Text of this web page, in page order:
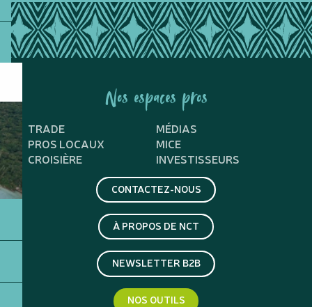
Lodge Terre de Soleil
Long Island Fishing
Lyvaï
Masa.co
Niaouli Lodge
Notou Transport & Découverte
Noumea Discovery
Noumea Resort & Spa
Nouméa Double Deckers
Nouméa Skydive
Nos espaces pros
TRADE
MÉDIAS
PROS LOCAUX
MICE
CROISIÈRE
INVESTISSEURS
CONTACTEZ-NOUS
À PROPOS DE NCT
NEWSLETTER B2B
NOS OUTILS